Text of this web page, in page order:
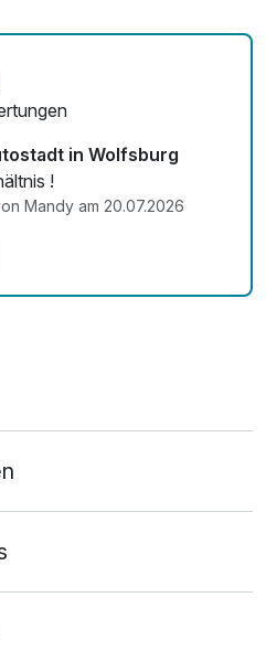
in Wolfsburg
!
Mandy am 20.07.2026